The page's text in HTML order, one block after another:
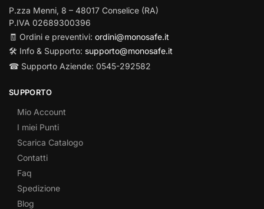
P.zza Menni, 8 – 48017 Conselice (RA)
P.IVA 02689300396
🧾 Ordini e preventivi: ordini@monosafe.it
🛠️ Info & Supporto: supporto@monosafe.it
☎ Supporto Aziende: 0545-292582
SUPPORTO
Mio Account
I miei Punti
Scarica Catalogo
Contatti
Faq
Spedizione
Blog